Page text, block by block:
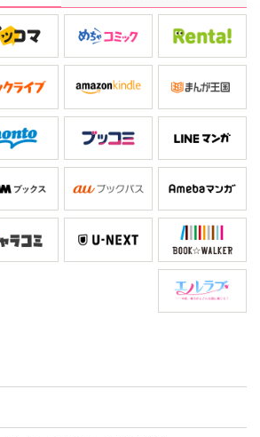
岳さんと同僚が話しをしているのを立ち
のお仕事の邪魔をしているのをしってし